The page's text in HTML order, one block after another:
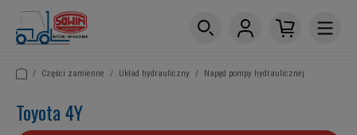
/ Części zamienne / Układ hydrauliczny / Napęd pompy hydraulicznej
Toyota 4Y